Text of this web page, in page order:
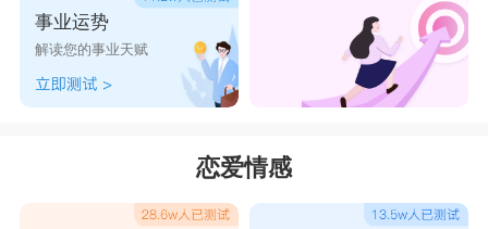
事业运势
解读您的事业天赋
恋爱情感